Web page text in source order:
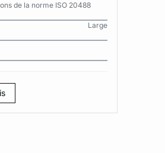
de la norme ISO 20488
Large